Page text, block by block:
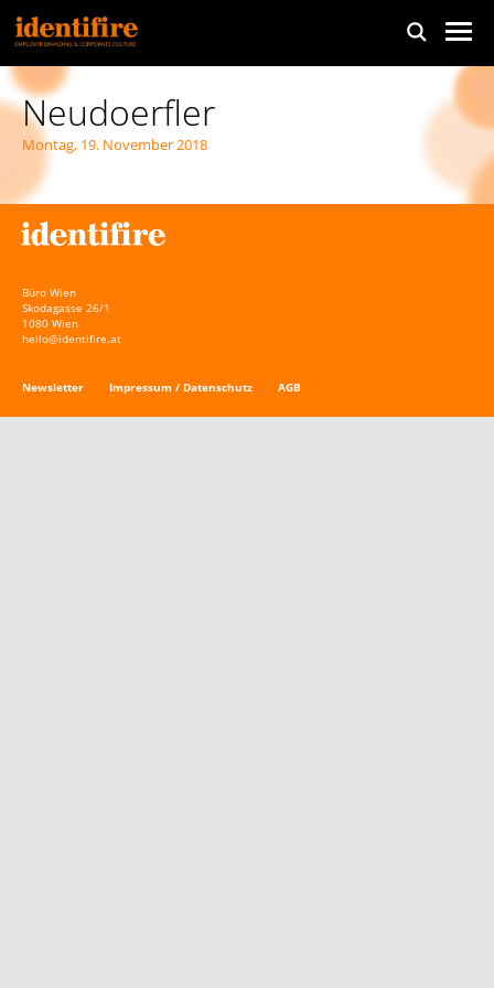
Neudoerfler
Montag, 19. November 2018
Büro Wien
Skodagasse 26/1
1080 Wien
hello@identifire.at
Newsletter Impressum / Datenschutz AGB